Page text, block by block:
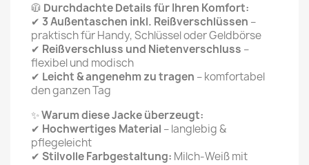
🧥 Durchdachte Details für Ihren Komfort:
✔ 3 Außentaschen inkl. Reißverschlüssen –
praktisch für Handy, Schlüssel oder Geldbörse
✔ Reißverschluss und Nietenverschluss –
flexibel und modisch
✔ Leicht & angenehm zu tragen – komfortabel
den ganzen Tag
✨Warum diese Jacke überzeugt:
✔ Hochwertiges Material – langlebig &
pflegeleicht
✔ Stilvolle Farbgestaltung: Milch-Weiß mit